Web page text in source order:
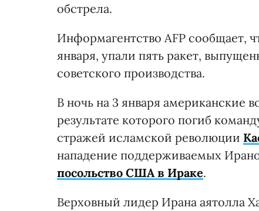
обстрела.
Информагентство AFP сообщает,
января, упали пять ракет,
советского производства.
В ночь на 3 января американские
результате которого погиб
стражей исламской революции
нападение поддерживаемых
посольство США в Ираке.
Верховный лидер Ирана аятолла